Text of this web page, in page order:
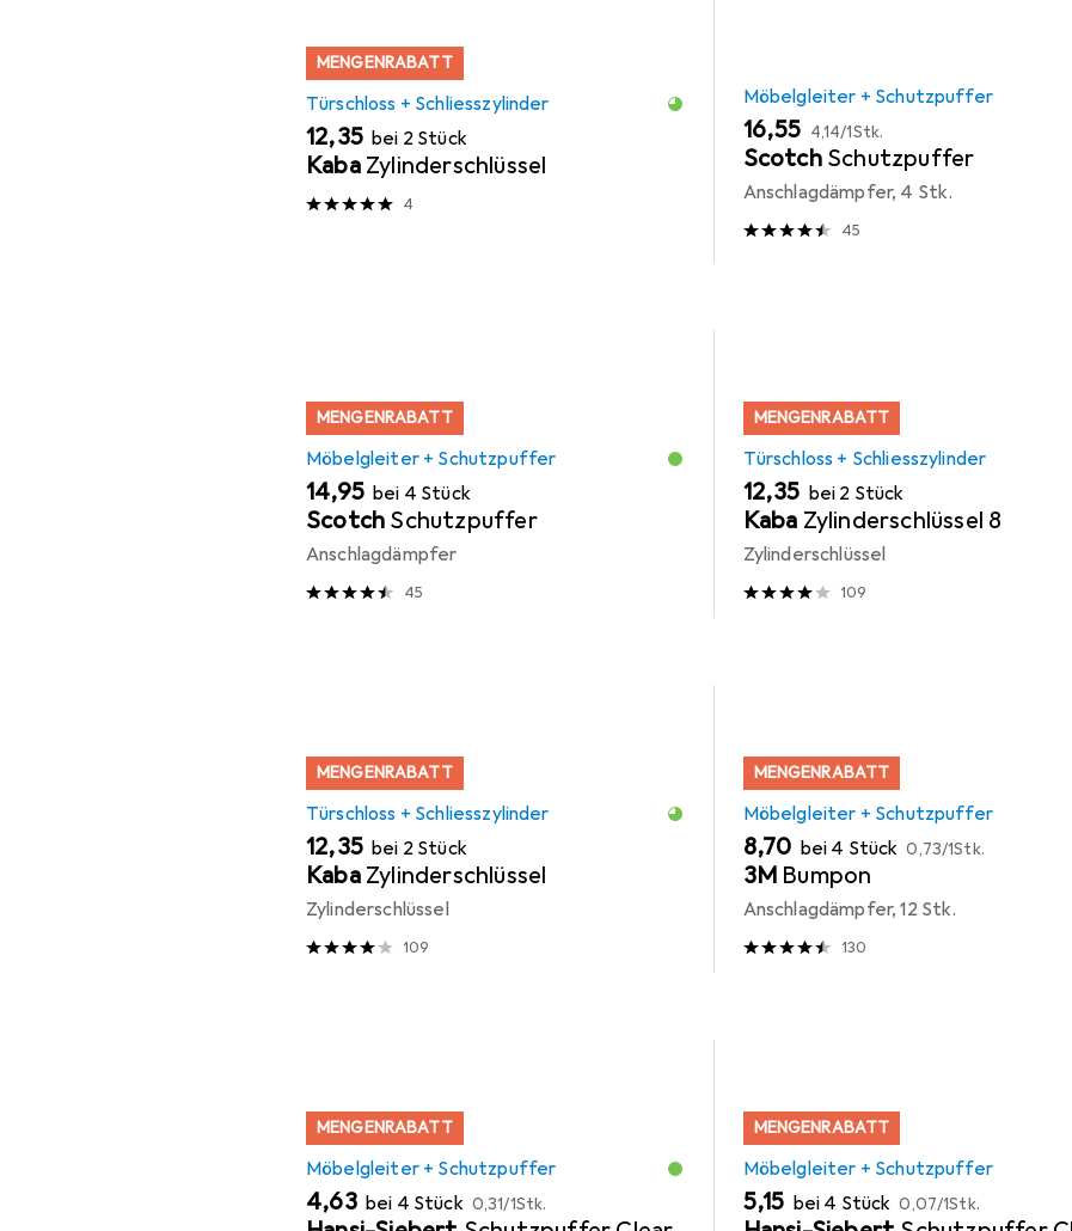
MENGENRABATT
Türschloss + Schliesszylinder
EUR
12,35 bei 2 Stück
Kaba Zylinderschlüssel
4
Möbelgleiter + Schutzpuffer
EUR
16,55 EUR
4,14/1Stk.
Scotch Schutzpuffer
Anschlagdämpfer, 4 Stk.
45
MENGENRABATT
Möbelgleiter + Schutzpuffer
EUR
14,95 bei 4 Stück
Scotch Schutzpuffer
Anschlagdämpfer
45
MENGENRABATT
Türschloss + Schliesszylinder
EUR
12,35 bei 2 Stück
Kaba Zylinderschlüssel 8
Zylinderschlüssel
109
MENGENRABATT
Türschloss + Schliesszylinder
EUR
12,35 bei 2 Stück
Kaba Zylinderschlüssel
Zylinderschlüssel
109
MENGENRABATT
Möbelgleiter + Schutzpuffer
EUR
8,70 bei 4 Stück EUR
0,73/1Stk.
3M Bumpon
Anschlagdämpfer, 12 Stk.
130
MENGENRABATT
Möbelgleiter + Schutzpuffer
EUR
4,63 bei 4 Stück EUR
0,31/1Stk.
MENGENRABATT
Möbelgleiter + Schutzpuffer
EUR
5,15 bei 4 Stück EUR
0,07/1Stk.